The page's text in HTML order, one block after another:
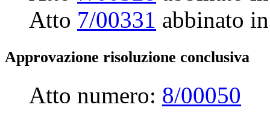
Atto 7/00331 abbinato
Approvazione risoluzione conclusiva
Atto numero: 8/00050